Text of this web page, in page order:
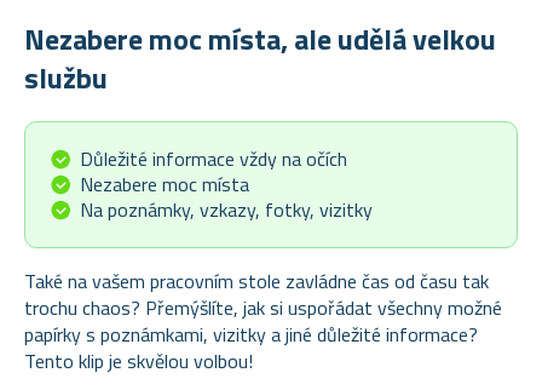
Nezabere moc místa, ale udělá velkou
službu
Důležité informace vždy na očích
Nezabere moc místa
Na poznámky, vzkazy, fotky, vizitky
Také na vašem pracovním stole zavládne čas od času tak
trochu chaos? Přemýšlíte, jak si uspořádat všechny možné
papírky s poznámkami, vizitky a jiné důležité informace?
Tento klip je skvělou volbou!